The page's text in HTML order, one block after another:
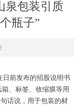
泉包装引质
瓶子”
前发布的招股说明书
、标签、收缩膜等用
话说，用于包装的材